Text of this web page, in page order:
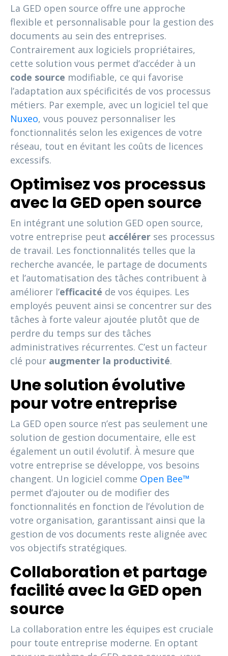
La GED open source offre une approche
flexible et personnalisable pour la gestion des
documents au sein des entreprises.
Contrairement aux logiciels propriétaires,
cette solution vous permet d’accéder à un
code source modifiable, ce qui favorise
l’adaptation aux spécificités de vos processus
métiers. Par exemple, avec un logiciel tel que
Nuxeo, vous pouvez personnaliser les
fonctionnalités selon les exigences de votre
réseau, tout en évitant les coûts de licences
excessifs.
Optimisez vos processus
avec la GED open source
En intégrant une solution GED open source,
votre entreprise peut accélérer ses processus
de travail. Les fonctionnalités telles que la
recherche avancée, le partage de documents
et l’automatisation des tâches contribuent à
améliorer l’efficacité de vos équipes. Les
employés peuvent ainsi se concentrer sur des
tâches à forte valeur ajoutée plutôt que de
perdre du temps sur des tâches
administratives récurrentes. C’est un facteur
clé pour augmenter la productivité.
Une solution évolutive
pour votre entreprise
La GED open source n’est pas seulement une
solution de gestion documentaire, elle est
également un outil évolutif. À mesure que
votre entreprise se développe, vos besoins
changent. Un logiciel comme Open Bee™
permet d’ajouter ou de modifier des
fonctionnalités en fonction de l’évolution de
votre organisation, garantissant ainsi que la
gestion de vos documents reste alignée avec
vos objectifs stratégiques.
Collaboration et partage
facilité avec la GED open
source
La collaboration entre les équipes est cruciale
pour toute entreprise moderne. En optant